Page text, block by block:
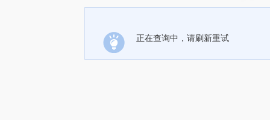
正在查询中，请刷新重试